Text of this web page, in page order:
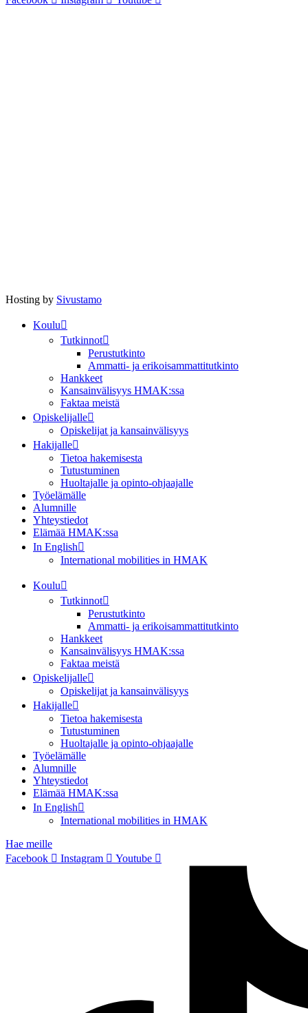
Hosting by Sivustamo
Koulu
Tutkinnot
Perustutkinto
Ammatti- ja erikoisammattitutkinto
Hankkeet
Kansainvälisyys HMAK:ssa
Faktaa meistä
Opiskelijalle
Opiskelijat ja kansainvälisyys
Hakijalle
Tietoa hakemisesta
Tutustuminen
Huoltajalle ja opinto-ohjaajalle
Työelämälle
Alumnille
Yhteystiedot
Elämää HMAK:ssa
In English
International mobilities in HMAK
Koulu
Tutkinnot
Perustutkinto
Ammatti- ja erikoisammattitutkinto
Hankkeet
Kansainvälisyys HMAK:ssa
Faktaa meistä
Opiskelijalle
Opiskelijat ja kansainvälisyys
Hakijalle
Tietoa hakemisesta
Tutustuminen
Huoltajalle ja opinto-ohjaajalle
Työelämälle
Alumnille
Yhteystiedot
Elämää HMAK:ssa
In English
International mobilities in HMAK
Hae meille
Facebook
Instagram Youtube